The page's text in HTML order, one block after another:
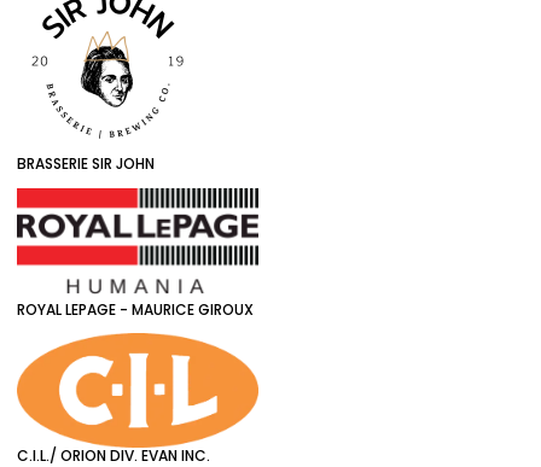
BRASSERIE SIR JOHN
ROYAL LEPAGE - MAURICE GIROUX
C.I.L./ ORION DIV. EVAN INC.